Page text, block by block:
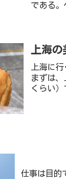
である
上海
上海に
まずは
くらい
仕事は目的